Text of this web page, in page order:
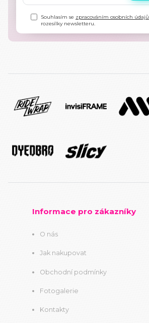
Souhlasím se zpracováním osobních údajů
rozesílky newsletteru.
Informace pro zákazníky
O nás
Jak nakupovat
Obchodní podmínky
Fotogalerie
Kontakty